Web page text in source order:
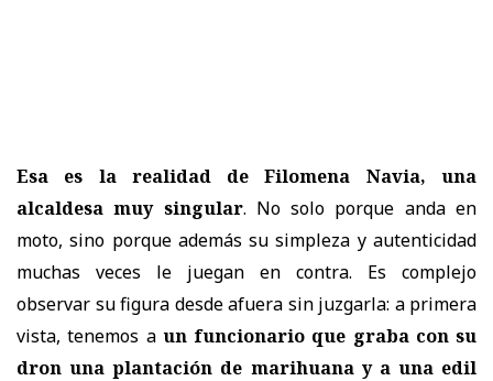
Esa es la realidad de Filomena Navia, una
alcaldesa muy singular. No solo porque anda en
moto, sino porque además su simpleza y autenticidad
muchas veces le juegan en contra. Es complejo
observar su figura desde afuera sin juzgarla: a primera
vista, tenemos a un funcionario que graba con su
dron una plantación de marihuana y a una edil